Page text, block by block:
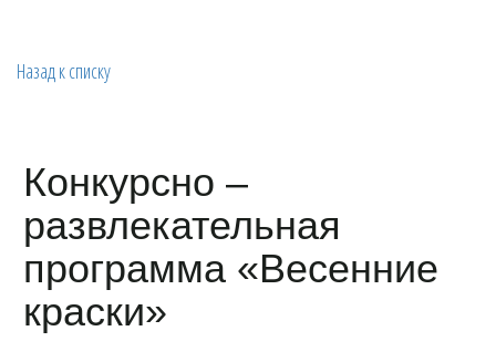
Назад к списку
Конкурсно –
развлекательная
программа «Весенние
краски»